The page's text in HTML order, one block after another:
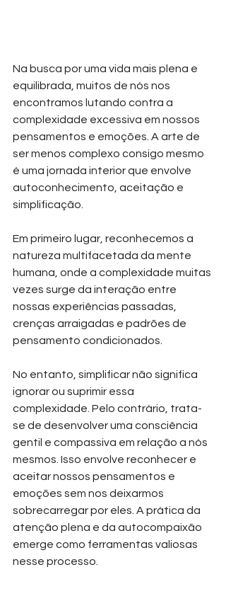
Na busca por uma vida mais plena e
equilibrada, muitos de nós nos
encontramos lutando contra a
complexidade excessiva em nossos
pensamentos e emoções. A arte de
ser menos complexo consigo mesmo
é uma jornada interior que envolve
autoconhecimento, aceitação e
simplificação.
Em primeiro lugar, reconhecemos a
natureza multifacetada da mente
humana, onde a complexidade muitas
vezes surge da interação entre
nossas experiências passadas,
crenças arraigadas e padrões de
pensamento condicionados.
No entanto, simplificar não significa
ignorar ou suprimir essa
complexidade. Pelo contrário, trata-
se de desenvolver uma consciência
gentil e compassiva em relação a nós
mesmos. Isso envolve reconhecer e
aceitar nossos pensamentos e
emoções sem nos deixarmos
sobrecarregar por eles. A prática da
atenção plena e da autocompaixão
emerge como ferramentas valiosas
nesse processo.